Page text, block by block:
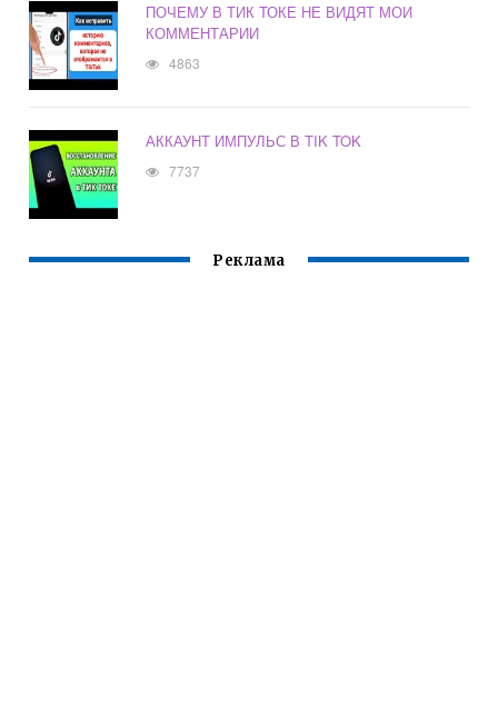
ПОЧЕМУ В ТИК ТОКЕ НЕ ВИДЯТ МОИ
КОММЕНТАРИИ
4863
АККАУНТ ИМПУЛЬС В TIK TOK
7737
Реклама